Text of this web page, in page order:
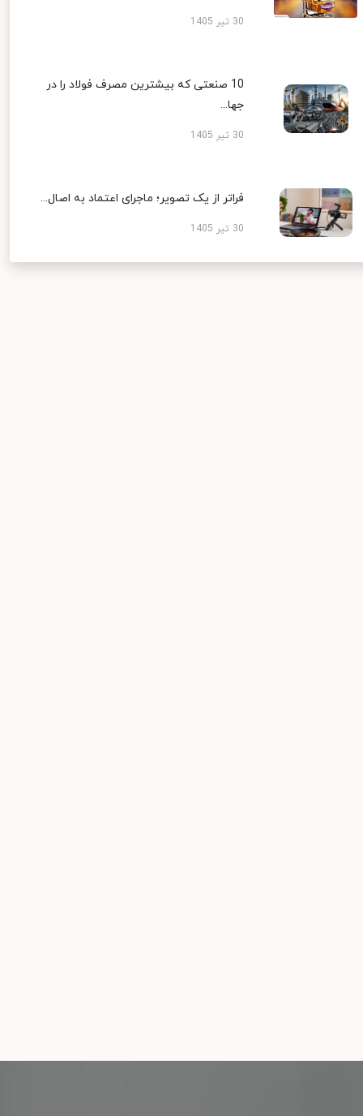
30 تیر 1405
10 صنعتی که بیشترین مصرف فولاد را در
جها...
30 تیر 1405
فراتر از یک تصویر؛ ماجرای اعتماد به اصال...
30 تیر 1405